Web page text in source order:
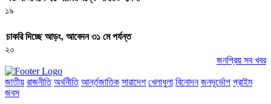
১৯
চাকরি দিচ্ছে আড়ং, আবেদন ৩১ মে পর্যন্ত
২০
জনপ্রিয় সব খবর
জাতীয় রাজনীতি অর্থনীতি আর্ন্তজাতিক সারাদেশ খেলাধুলা বিনোদন জনদূর্ভোগ প্রাইম
জবস